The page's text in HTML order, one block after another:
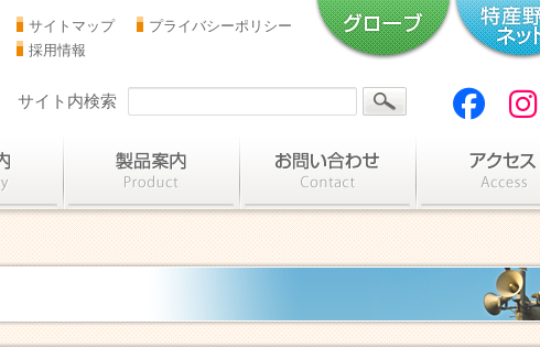
サイトマップ
プライバシーポリシー
採用情報
サイト内検索